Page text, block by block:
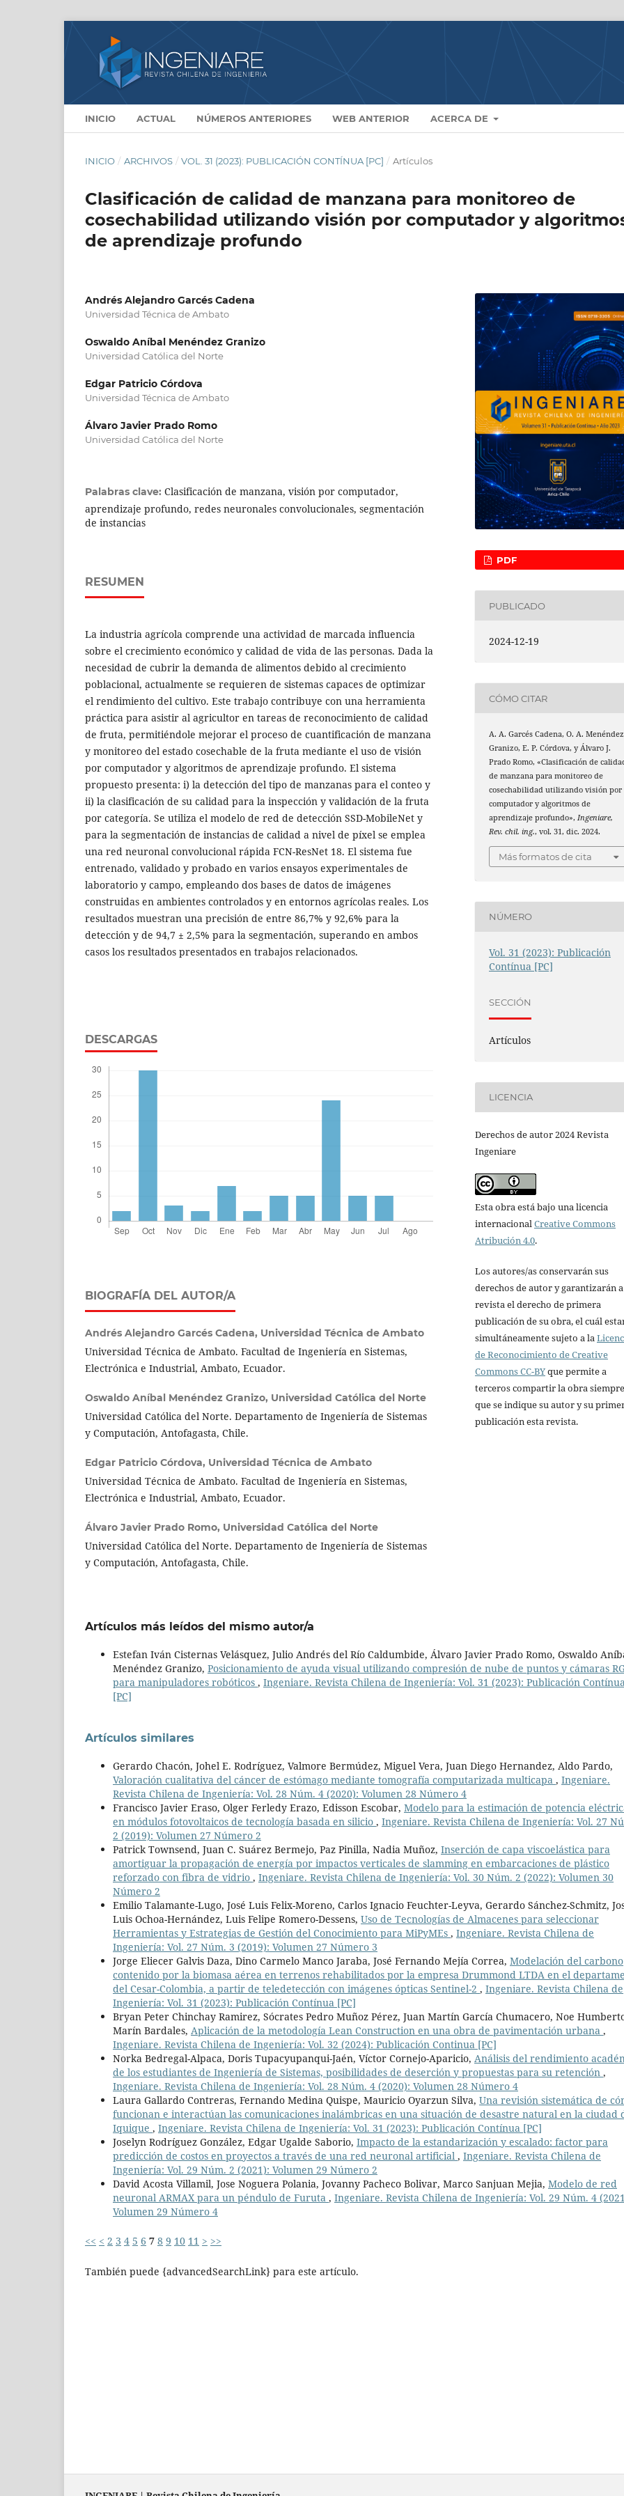
INICIO ACTUAL NÚMEROS ANTERIORES WEB ANTERIOR ACERCA DE
INICIO / ARCHIVOS / VOL. 31 (2023): PUBLICACIÓN CONTÍNUA [PC] / Artículos
Clasificación de calidad de manzana para monitoreo de
cosechabilidad utilizando visión por computador y
de aprendizaje profundo
Andrés Alejandro Garcés Cadena
Universidad Técnica de Ambato
Oswaldo Aníbal Menéndez Granizo
Universidad Católica del Norte
Edgar Patricio Córdova
Universidad Técnica de Ambato
Álvaro Javier Prado Romo
Universidad Católica del Norte
Palabras clave: Clasificación de manzana, visión por computador,
aprendizaje profundo, redes neuronales convolucionales, segmentación
de instancias
RESUMEN
La industria agrícola comprende una actividad de marcada influencia
sobre el crecimiento económico y calidad de vida de las personas. Dada la
necesidad de cubrir la demanda de alimentos debido al crecimiento
poblacional, actualmente se requieren de sistemas capaces de optimizar
el rendimiento del cultivo. Este trabajo contribuye con una herramienta
práctica para asistir al agricultor en tareas de reconocimiento de calidad
de fruta, permitiéndole mejorar el proceso de cuantificación de manzana
y monitoreo del estado cosechable de la fruta mediante el uso de visión
por computador y algoritmos de aprendizaje profundo. El sistema
propuesto presenta: i) la detección del tipo de manzanas para el conteo y
ii) la clasificación de su calidad para la inspección y validación de la fruta
por categoría. Se utiliza el modelo de red de detección SSD-MobileNet y
para la segmentación de instancias de calidad a nivel de píxel se emplea
una red neuronal convolucional rápida FCN-ResNet 18. El sistema fue
entrenado, validado y probado en varios ensayos experimentales de
laboratorio y campo, empleando dos bases de datos de imágenes
construidas en ambientes controlados y en entornos agrícolas reales. Los
resultados muestran una precisión de entre 86,7% y 92,6% para la
detección y de 94,7 ± 2,5% para la segmentación, superando en ambos
casos los resultados presentados en trabajos relacionados.
DESCARGAS
BIOGRAFÍA DEL AUTOR/A
Andrés Alejandro Garcés Cadena, Universidad Técnica de Ambato
Universidad Técnica de Ambato. Facultad de Ingeniería en Sistemas,
Electrónica e Industrial, Ambato, Ecuador.
Oswaldo Aníbal Menéndez Granizo, Universidad Católica del Norte
Universidad Católica del Norte. Departamento de Ingeniería de Sistemas
y Computación, Antofagasta, Chile.
Edgar Patricio Córdova, Universidad Técnica de Ambato
Universidad Técnica de Ambato. Facultad de Ingeniería en Sistemas,
Electrónica e Industrial, Ambato, Ecuador.
Álvaro Javier Prado Romo, Universidad Católica del Norte
Universidad Católica del Norte. Departamento de Ingeniería de Sistemas
y Computación, Antofagasta, Chile.
PDF
PUBLICADO
2024-12-19
CÓMO CITAR
A. A. Garcés Cadena, O. A. Menéndez
Granizo, E. P. Córdova, y Álvaro J.
Prado Romo, «Clasificación de
de manzana para monitoreo de
cosechabilidad utilizando visión por
computador y algoritmos de
aprendizaje profundo»,Ingeniare,
Rev. chil. ing., vol. 31, dic. 2024.
Más formatos de cita
NÚMERO
Vol. 31 (2023): Publicación
Contínua [PC]
SECCIÓN
Artículos
LICENCIA
Derechos de autor 2024 Revista
Ingeniare
Esta obra está bajo una licencia
internacionalCreative Commons
Atribución 4.0.
Los autores/as conservarán sus
derechos de autor y garantizarán
revista el derecho de primera
publicación de su obra, el cuál
simultáneamente sujeto a la
de Reconocimiento de Creative
Commons CC-BYque permite a
terceros compartir la obra siempre
que se indique su autor y su
publicación esta revista.
Artículos más leídos del mismo autor/a
Estefan Iván Cisternas Velásquez, Julio Andrés del Río Caldumbide, Álvaro Javier Prado Romo, Oswaldo
Menéndez Granizo, Posicionamiento de ayuda visual utilizando compresión de nube de puntos y cámaras
para manipuladores robóticos , Ingeniare. Revista Chilena de Ingeniería: Vol. 31 (2023): Publicación
[PC]
Artículos similares
Gerardo Chacón, Johel E. Rodríguez, Valmore Bermúdez, Miguel Vera, Juan Diego Hernandez, Aldo Pardo,
Valoración cualitativa del cáncer de estómago mediante tomografía computarizada multicapa , Ingeniare.
Revista Chilena de Ingeniería: Vol. 28 Núm. 4 (2020): Volumen 28 Número 4
Francisco Javier Eraso, Olger Ferledy Erazo, Edisson Escobar, Modelo para la estimación de potencia
en módulos fotovoltaicos de tecnología basada en silicio , Ingeniare. Revista Chilena de Ingeniería: Vol. 27
2 (2019): Volumen 27 Número 2
Patrick Townsend, Juan C. Suárez Bermejo, Paz Pinilla, Nadia Muñoz, Inserción de capa viscoelástica para
amortiguar la propagación de energía por impactos verticales de slamming en embarcaciones de plástico
reforzado con fibra de vidrio , Ingeniare. Revista Chilena de Ingeniería: Vol. 30 Núm. 2 (2022): Volumen 30
Número 2
Emilio Talamante-Lugo, José Luis Felix-Moreno, Carlos Ignacio Feuchter-Leyva, Gerardo Sánchez-Schmitz,
Luis Ochoa-Hernández, Luis Felipe Romero-Dessens, Uso de Tecnologías de Almacenes para seleccionar
Herramientas y Estrategias de Gestión del Conocimiento para MiPyMEs , Ingeniare. Revista Chilena de
Ingeniería: Vol. 27 Núm. 3 (2019): Volumen 27 Número 3
Jorge Eliecer Galvis Daza, Dino Carmelo Manco Jaraba, José Fernando Mejía Correa, Modelación del carbono
contenido por la biomasa aérea en terrenos rehabilitados por la empresa Drummond LTDA en el
del Cesar-Colombia, a partir de teledetección con imágenes ópticas Sentinel-2 , Ingeniare. Revista Chilena de
Ingeniería: Vol. 31 (2023): Publicación Contínua [PC]
Bryan Peter Chinchay Ramirez, Sócrates Pedro Muñoz Pérez, Juan Martín García Chumacero, Noe
Marín Bardales, Aplicación de la metodología Lean Construction en una obra de pavimentación urbana ,
Ingeniare. Revista Chilena de Ingeniería: Vol. 32 (2024): Publicación Continua [PC]
Norka Bedregal-Alpaca, Doris Tupacyupanqui-Jaén, Víctor Cornejo-Aparicio, Análisis del rendimiento
de los estudiantes de Ingeniería de Sistemas, posibilidades de deserción y propuestas para su retención ,
Ingeniare. Revista Chilena de Ingeniería: Vol. 28 Núm. 4 (2020): Volumen 28 Número 4
Laura Gallardo Contreras, Fernando Medina Quispe, Mauricio Oyarzun Silva, Una revisión sistemática de
funcionan e interactúan las comunicaciones inalámbricas en una situación de desastre natural en la ciudad
Iquique , Ingeniare. Revista Chilena de Ingeniería: Vol. 31 (2023): Publicación Contínua [PC]
Joselyn Rodríguez González, Edgar Ugalde Saborio, Impacto de la estandarización y escalado: factor para
predicción de costos en proyectos a través de una red neuronal artificial , Ingeniare. Revista Chilena de
Ingeniería: Vol. 29 Núm. 2 (2021): Volumen 29 Número 2
David Acosta Villamil, Jose Noguera Polania, Jovanny Pacheco Bolivar, Marco Sanjuan Mejia, Modelo de red
neuronal ARMAX para un péndulo de Furuta , Ingeniare. Revista Chilena de Ingeniería: Vol. 29 Núm. 4
Volumen 29 Número 4
<< < 2 3 4 5 6 7 8 9 10 11 > >>
También puede {advancedSearchLink} para este artículo.